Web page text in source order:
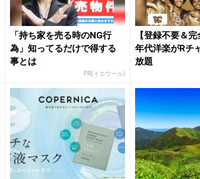
「持ち家を売る時のNG行
為」知ってるだけで得する
事とは
PR(イエウール)
【登録不要＆
年代洋楽がRチ
放題